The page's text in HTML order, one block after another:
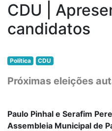
CDU |
candidatos
Política CDU
Próximas eleições
Paulo Pinhal e Serafim
Assembleia Municipal de